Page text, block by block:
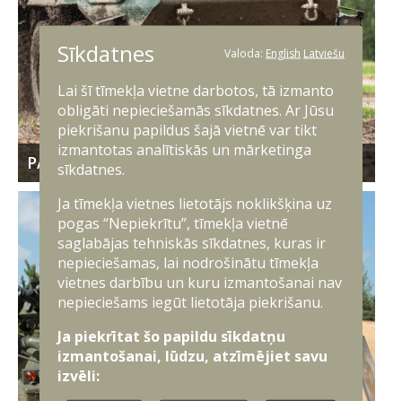
PATRIA 6x6
Sīkdatnes Valoda: English Latviešu
Lai šī tīmekļa vietne darbotos, tā izmanto
obligāti nepieciešamās sīkdatnes. Ar Jūsu
piekrišanu papildus šajā vietnē var tikt
izmantotas analītiskās un mārketinga
sīkdatnes.
Ja tīmekļa vietnes lietotājs noklikšķina uz
pogas “Nepiekrītu”, tīmekļa vietnē
saglabājas tehniskās sīkdatnes, kuras ir
nepieciešamas, lai nodrošinātu tīmekļa
vietnes darbību un kuru izmantošanai nav
nepieciešams iegūt lietotāja piekrišanu.
Ja piekrītat šo papildu sīkdatņu
izmantošanai, lūdzu, atzīmējiet savu
izvēli: